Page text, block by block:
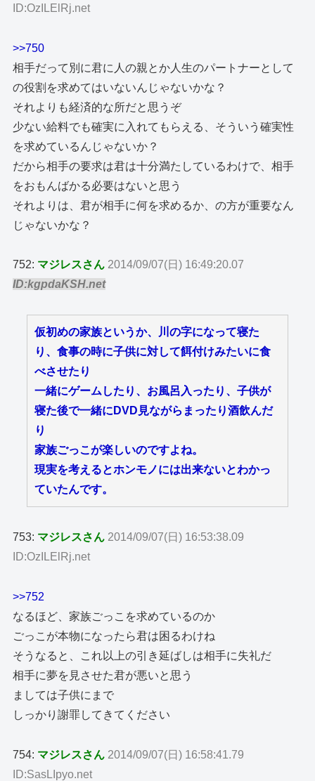
ID:OzILElRj.net
>>750
相手だって別に君に人の親とか人生のパートナーとして
の役割を求めてはいないんじゃないかな？
それよりも経済的な所だと思うぞ
少ない給料でも確実に入れてもらえる、そういう確実性
を求めているんじゃないか？
だから相手の要求は君は十分満たしているわけで、相手
をおもんばかる必要はないと思う
それよりは、君が相手に何を求めるか、の方が重要なん
じゃないかな？
752: マジレスさん 2014/09/07(日) 16:49:20.07
ID:kgpdaKSH.net
仮初めの家族というか、川の字になって寝た
り、食事の時に子供に対して餌付けみたいに食
べさせたり
一緒にゲームしたり、お風呂入ったり、子供が
寝た後で一緒にDVD見ながらまったり酒飲んだ
り
家族ごっこが楽しいのですよね。
現実を考えるとホンモノには出来ないとわかっ
ていたんです。
753: マジレスさん 2014/09/07(日) 16:53:38.09
ID:OzILElRj.net
>>752
なるほど、家族ごっこを求めているのか
ごっこが本物になったら君は困るわけね
そうなると、これ以上の引き延ばしは相手に失礼だ
相手に夢を見させた君が悪いと思う
ましては子供にまで
しっかり謝罪してきてください
754: マジレスさん 2014/09/07(日) 16:58:41.79
ID:SasLIpyo.net